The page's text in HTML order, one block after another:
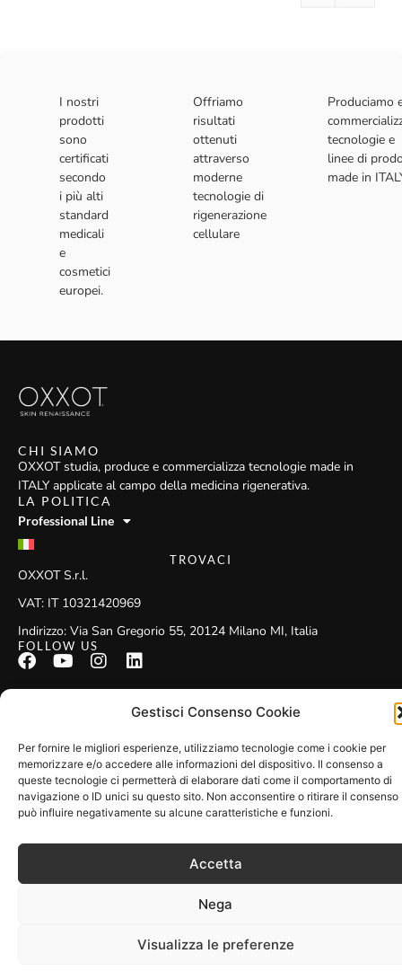
Gestisci Consenso Cookie
Per fornire le migliori esperienze, utilizziamo tecnologie come i cookie per
memorizzare e/o accedere alle informazioni del dispositivo. Il consenso a
queste tecnologie ci permetterà di elaborare dati come il comportamento di
navigazione o ID unici su questo sito. Non acconsentire o ritirare il consenso
può influire negativamente su alcune caratteristiche e funzioni.
Accetta
Nega
Visualizza le preferenze
I nostri
prodotti
sono
certificati
secondo
i più alti
standard
medicali
e
cosmetici
europei.
Offriamo
risultati
ottenuti
attraverso
moderne
tecnologie di
rigenerazione
cellulare
Produciamo
tecnologie e
linee di
made in
CHI SIAMO
OXXOT studia, produce e commercializza tecnologie made in
ITALY applicate al campo della medicina rigenerativa.
LA POLITICA
Professional Line
TROVACI
OXXOT S.r.l.
VAT: IT 10321420969
Indirizzo: Via San Gregorio 55, 20124 Milano MI, Italia
FOLLOW US